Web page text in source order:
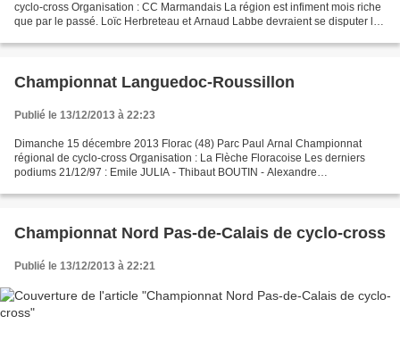
cyclo-cross Organisation : CC Marmandais La région est infiment mois riche
que par le passé. Loïc Herbreteau et Arnaud Labbe devraient se disputer le
Championnat Languedoc-Roussillon
Publié le 13/12/2013 à 22:23
Dimanche 15 décembre 2013 Florac (48) Parc Paul Arnal Championnat
régional de cyclo-cross Organisation : La Flèche Floracoise Les derniers
podiums 21/12/97 : Emile JULIA - Thibaut BOUTIN - Alexandre
Championnat Nord Pas-de-Calais de cyclo-cross
Publié le 13/12/2013 à 22:21